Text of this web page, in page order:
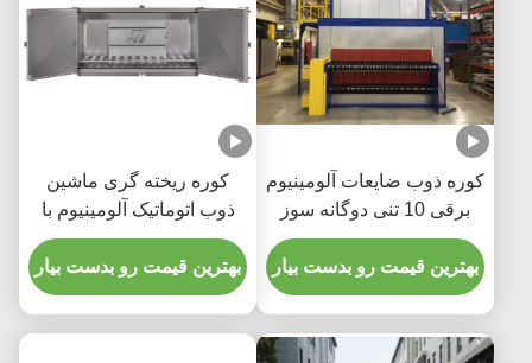
کوره ذوب ضایعات آلومینیوم
برقی 10 تنی دوگانه سوز
بهترین قیمت رو بدست بیار
کوره ریخته گری ماشین
ذوب اتوماتیک آلومینیوم با
صدای کم
بهترین قیمت رو بدست بیار